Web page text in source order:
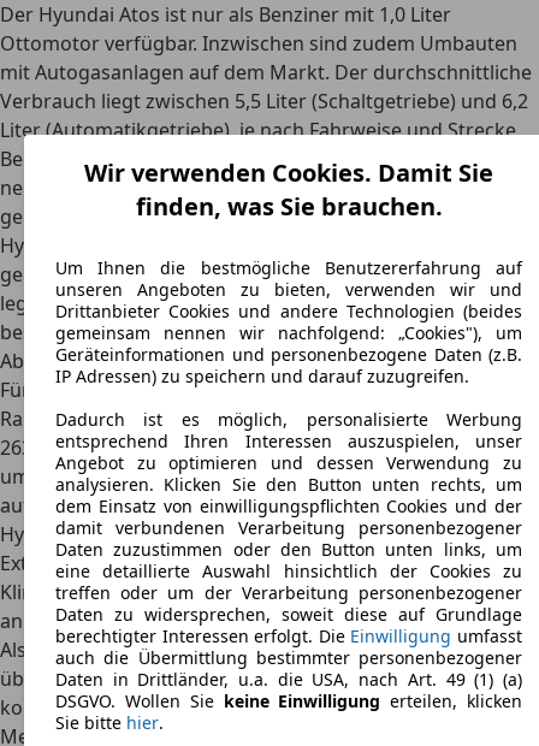
Der Hyundai Atos ist nur als Benziner mit 1,0 Liter
Ottomotor verfügbar. Inzwischen sind zudem Umbauten
mit Autogasanlagen auf dem Markt. Der durchschnittliche
Verbrauch liegt zwischen 5,5 Liter (Schaltgetriebe) und 6,2
Liter (Automatikgetriebe), je nach Fahrweise und Strecke.
Bei reinem Stadtverkehr kann der Verbrauch auf etwa
neun Liter hochschnellen. Außerorts ist der Atos dafür
genügsam.
Hyundai hat den Atos mit bemerkenswertem Raum bei
geringen Abmessungen produziert. Das kompakte Gefährt
legt ein sicheres Fahrverhalten an den Tag. Den Elchtest
bestand es ohne elektronische Fahrwerkshilfe.
Abmessungen
Für seine kompakte Statur ist der Hyundai Atos ein echtes
Raumwunder. Sein normalesKofferraumvolumen beträgt
263 Liter. Dank Heckklappe ist er gut zu beladen. Bei
umgeklappter Rücksitzbank erweitert sich das Volumen
auf 889 Liter (Atos Prime 1. Generation) bis zu 1.084 Liter.
Hyundai stattete seinen Atos serienmäßig gut aus. An
Extras bot der koreanische Autohersteller ABS,
Klimaanlage, Automatikgetriebe und Metallic-Lackierung
an.
Als der erste Atos 1998 auf den deutschen Markt kam,
überraschte er mit einem guten Platzangebot bei
kompakten Abmessungen von 3,49 Meter Länge, 1,49
Meter Breite und 1,62 Meter Höhe. Etwas kleiner fiel das
Wir verwenden Cookies. Damit Sie
finden, was Sie brauchen.
Um Ihnen die bestmögliche Benutzererfahrung auf
unseren Angeboten zu bieten, verwenden wir und
Drittanbieter Cookies und andere Technologien (beides
gemeinsam nennen wir nachfolgend: „Cookies"), um
Geräteinformationen und personenbezogene Daten (z.B.
IP Adressen) zu speichern und darauf zuzugreifen.
Dadurch ist es möglich, personalisierte Werbung
entsprechend Ihren Interessen auszuspielen, unser
Angebot zu optimieren und dessen Verwendung zu
analysieren. Klicken Sie den Button unten rechts, um
dem Einsatz von einwilligungspflichten Cookies und der
damit verbundenen Verarbeitung personenbezogener
Daten zuzustimmen oder den Button unten links, um
eine detaillierte Auswahl hinsichtlich der Cookies zu
treffen oder um der Verarbeitung personenbezogener
Daten zu widersprechen, soweit diese auf Grundlage
berechtigter Interessen erfolgt. Die Einwilligung umfasst
auch die Übermittlung bestimmter personenbezogener
Daten in Drittländer, u.a. die USA, nach Art. 49 (1) (a)
DSGVO. Wollen Sie keine Einwilligung erteilen, klicken
Sie bitte hier.